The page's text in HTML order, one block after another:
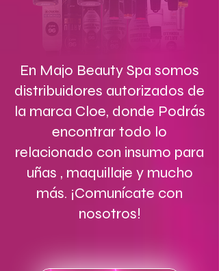
En Majo Beauty Spa somos
distribuidores autorizados de
la marca Cloe, donde Podrás
encontrar todo lo
relacionado con insumo para
uñas , maquillaje y mucho
más. ¡Comunícate con
nosotros!